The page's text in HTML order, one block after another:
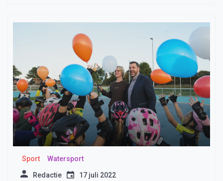
Sport Watersport
Redactie 17 juli 2022